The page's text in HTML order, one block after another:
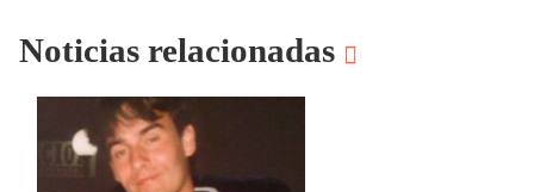
Noticias relacionadas